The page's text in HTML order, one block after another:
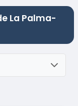
La Palma-